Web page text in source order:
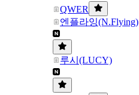
QWER
엔플라잉(N.Flying)
루시(LUCY)